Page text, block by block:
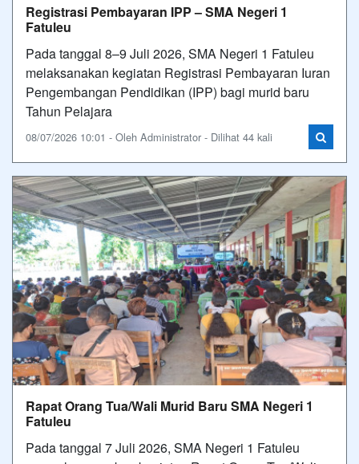
Registrasi Pembayaran IPP – SMA Negeri 1
Fatuleu
Pada tanggal 8–9 Juli 2026, SMA Negeri 1 Fatuleu
melaksanakan kegiatan Registrasi Pembayaran Iuran
Pengembangan Pendidikan (IPP) bagi murid baru
Tahun Pelajara
08/07/2026 10:01 - Oleh Administrator - Dilihat 44 kali
Rapat Orang Tua/Wali Murid Baru SMA Negeri 1
Fatuleu
Pada tanggal 7 Juli 2026, SMA Negeri 1 Fatuleu